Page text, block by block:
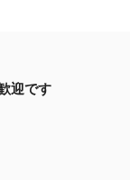
迎です